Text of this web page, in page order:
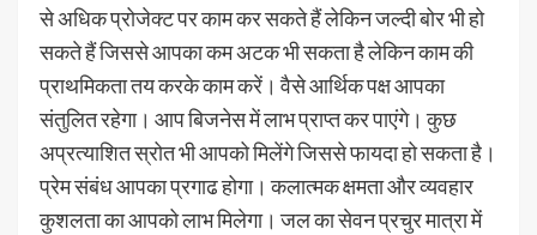
से अधिक प्रोजेक्ट पर काम कर सकते हैं लेकिन जल्दी बोर भी हो
सकते हैं जिससे आपका कम अटक भी सकता है लेकिन काम की
प्राथमिकता तय करके काम करें। वैसे आर्थिक पक्ष आपका
संतुलित रहेगा। आप बिजनेस में लाभ प्राप्त कर पाएंगे। कुछ
अप्रत्याशित स्रोत भी आपको मिलेंगे जिससे फायदा हो सकता है।
प्रेम संबंध आपका प्रगाढ होगा। कलात्मक क्षमता और व्यवहार
कुशलता का आपको लाभ मिलेगा। जल का सेवन प्रचुर मात्रा में